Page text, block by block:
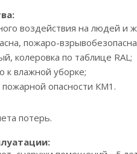
воздействия на людей и
пожаро-
колеровка по таблице RAL;
к влажной уборке;
пожарной опасности КМ1.
потерь.